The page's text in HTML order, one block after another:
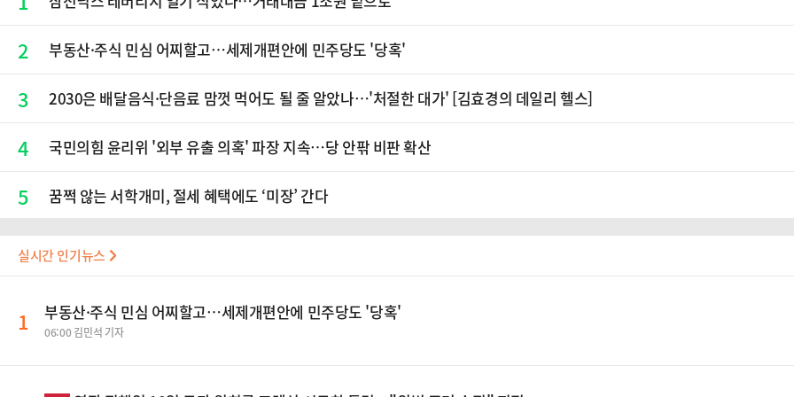
2 부동산·주식 민심 어찌할고…세제개편안에 민주당도 '당혹'
3 2030은 배달음식·단음료 맘껏 먹어도 될 줄 알았나…'처절한 대가' [김효경의 데일리 헬스]
4 국민의힘 윤리위 '외부 유출 의혹' 파장 지속…당 안팎 비판 확산
5 꿈쩍 않는 서학개미, 절세 혜택에도 ‘미장’ 간다
실시간 인기뉴스
1 부동산·주식 민심 어찌할고…세제개편안에 민주당도 '당혹'
06:00 김민석 기자